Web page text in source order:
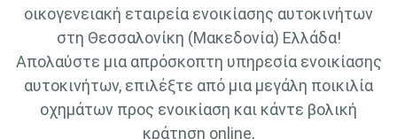
οικογενειακή εταιρεία ενοικίασης αυτοκινήτων
στη Θεσσαλονίκη (Μακεδονία) Ελλάδα!
Απολαύστε μια απρόσκοπτη υπηρεσία ενοικίασης
αυτοκινήτων, επιλέξτε από μια μεγάλη ποικιλία
οχημάτων προς ενοικίαση και κάντε βολική
κράτηση online,